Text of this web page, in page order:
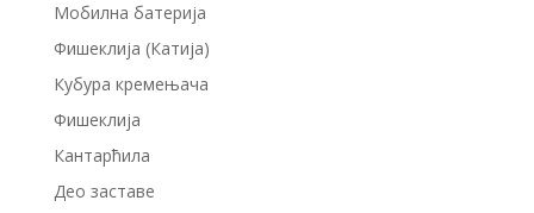
Мобилна батерија
Фишеклија (Катија)
Кубура кремењача
Фишеклија
Кантарћила
Део заставе